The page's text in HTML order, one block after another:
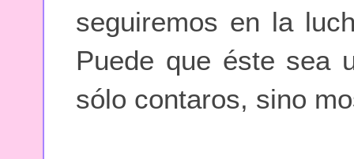
seguiremos en la
Puede que éste sea
sólo contaros, sino